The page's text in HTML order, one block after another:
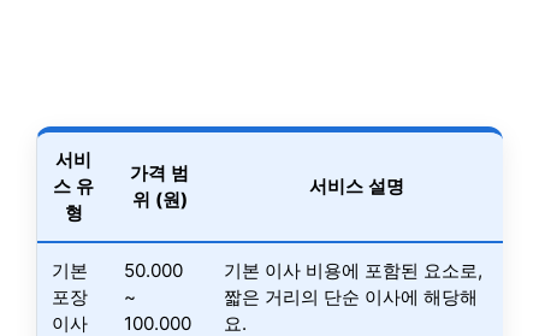
서비
스 유
형
가격 범
위 (원)
서비스 설명
기본
포장
이사
50.000
~
100.000
기본 이사 비용에 포함된 요소로,
짧은 거리의 단순 이사에 해당해
요.